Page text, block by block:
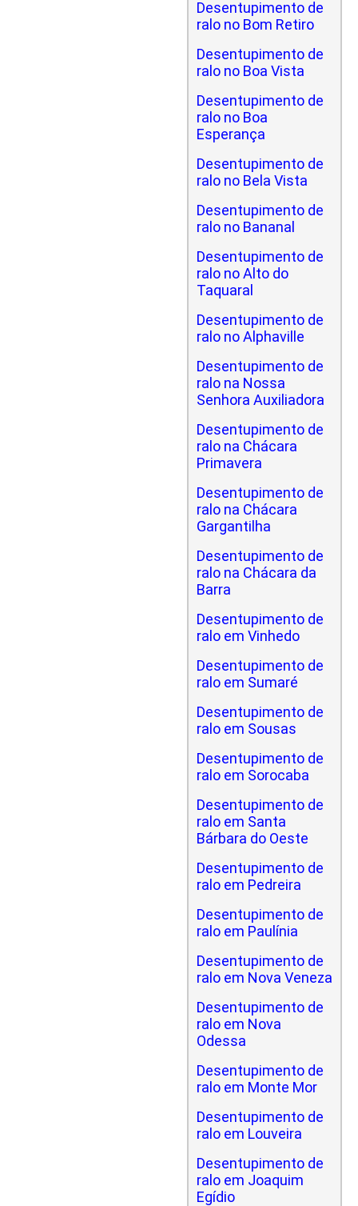
Desentupimento de
ralo no Bom Retiro
Desentupimento de
ralo no Boa Vista
Desentupimento de
ralo no Boa
Esperança
Desentupimento de
ralo no Bela Vista
Desentupimento de
ralo no Bananal
Desentupimento de
ralo no Alto do
Taquaral
Desentupimento de
ralo no Alphaville
Desentupimento de
ralo na Nossa
Senhora Auxiliadora
Desentupimento de
ralo na Chácara
Primavera
Desentupimento de
ralo na Chácara
Gargantilha
Desentupimento de
ralo na Chácara da
Barra
Desentupimento de
ralo em Vinhedo
Desentupimento de
ralo em Sumaré
Desentupimento de
ralo em Sousas
Desentupimento de
ralo em Sorocaba
Desentupimento de
ralo em Santa
Bárbara do Oeste
Desentupimento de
ralo em Pedreira
Desentupimento de
ralo em Paulínia
Desentupimento de
ralo em Nova Veneza
Desentupimento de
ralo em Nova
Odessa
Desentupimento de
ralo em Monte Mor
Desentupimento de
ralo em Louveira
Desentupimento de
ralo em Joaquim
Egídio